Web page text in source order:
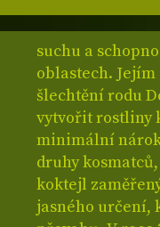
suchu a
oblastech.
šlechtění rodu
vytvořit rostliny
minimální
druhy
koktejl
jasného určení,